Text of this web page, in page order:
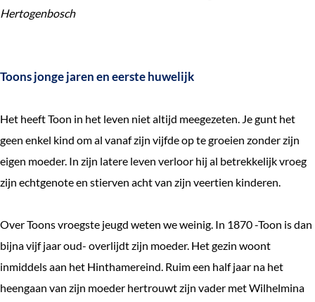
Hertogenbosch
Toons jonge jaren en eerste huwelijk
Het heeft Toon in het leven niet altijd meegezeten. Je gunt het
geen enkel kind om al vanaf zijn vijfde op te groeien zonder zijn
eigen moeder. In zijn latere leven verloor hij al betrekkelijk vroeg
zijn echtgenote en stierven acht van zijn veertien kinderen.
Over Toons vroegste jeugd weten we weinig. In 1870 -Toon is dan
bijna vijf jaar oud- overlijdt zijn moeder. Het gezin woont
inmiddels aan het Hinthamereind. Ruim een half jaar na het
heengaan van zijn moeder hertrouwt zijn vader met Wilhelmina